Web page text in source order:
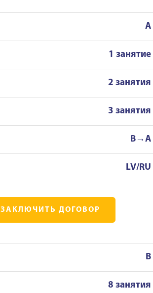
A
1 занятие
2 занятия
3 занятия
B→A
LV/RU
ЗАКЛЮЧИТЬ ДОГОВОР
B
8 занятия